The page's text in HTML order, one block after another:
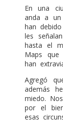
En una
anda a un
han
les
hasta el
Maps
han
Agregó
además
miedo.
por el
esas